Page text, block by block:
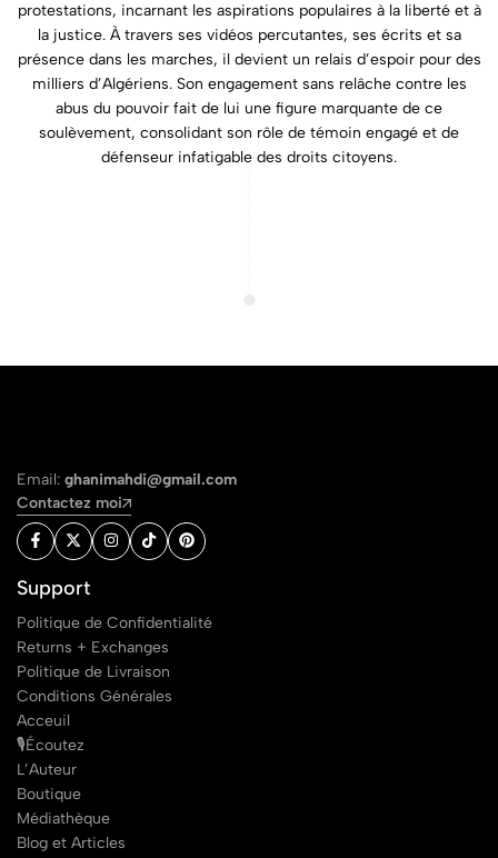
protestations, incarnant les aspirations populaires à la liberté et à
la justice. À travers ses vidéos percutantes, ses écrits et sa
présence dans les marches, il devient un relais d’espoir pour des
milliers d’Algériens. Son engagement sans relâche contre les
abus du pouvoir fait de lui une figure marquante de ce
soulèvement, consolidant son rôle de témoin engagé et de
défenseur infatigable des droits citoyens.
Email: ghanimahdi@gmail.com
Contactez moi
Support
Politique de Confidentialité
Returns + Exchanges
Politique de Livraison
Conditions Générales
Acceuil
🎙Écoutez
L’Auteur
Boutique
Médiathèque
Blog et Articles